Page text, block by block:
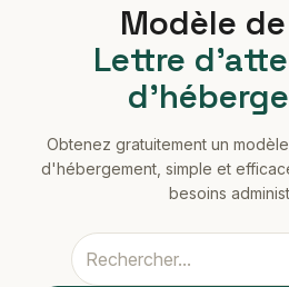
Modèle
Lettre
Obtenez gratuitement un
d'hébergement, simple et
besoins